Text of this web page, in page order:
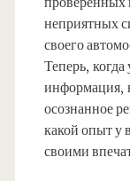
неприятных
своего
Теперь, когда
информация,
осознанное
какой опыт у
своими